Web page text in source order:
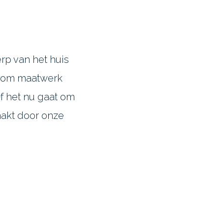
van het huis
maatwerk
het nu gaat om
door onze